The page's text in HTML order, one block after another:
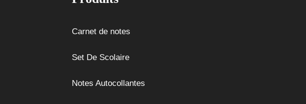
Carnet de notes
Set De Scolaire
Notes Autocollantes